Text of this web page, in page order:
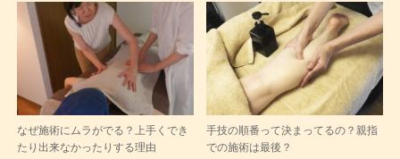
なぜ施術にムラがでる？上手くでき
たり出来なかったりする理由
手技の順番って決まってるの？親指
での施術は最後？